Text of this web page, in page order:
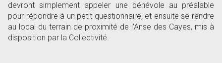
devront simplement appeler une bénévole au préalable
pour répondre à un petit questionnaire, et ensuite se rendre
au local du terrain de proximité de l’Anse des Cayes, mis à
disposition par la Collectivité.